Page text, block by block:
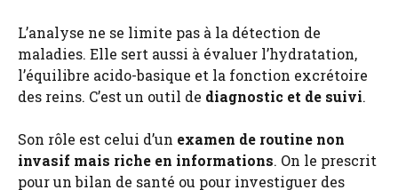
L’analyse ne se limite pas à la détection de
maladies. Elle sert aussi à évaluer l’hydratation,
l’équilibre acido-basique et la fonction excrétoire
des reins. C’est un outil de diagnostic et de suivi.
Son rôle est celui d’un examen de routine non
invasif mais riche en informations. On le prescrit
pour un bilan de santé ou pour investiguer des